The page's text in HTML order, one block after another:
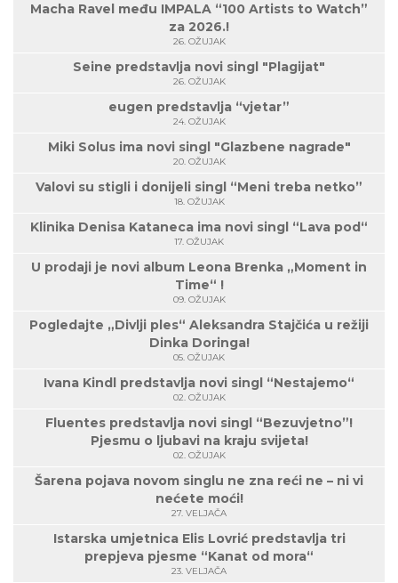
Macha Ravel među IMPALA “100 Artists to Watch”
za 2026.!
26. OŽUJAK
Seine predstavlja novi singl "Plagijat"
26. OŽUJAK
eugen predstavlja “vjetar”
24. OŽUJAK
Miki Solus ima novi singl "Glazbene nagrade"
20. OŽUJAK
Valovi su stigli i donijeli singl “Meni treba netko”
18. OŽUJAK
Klinika Denisa Kataneca ima novi singl “Lava pod“
17. OŽUJAK
U prodaji je novi album Leona Brenka „Moment in
Time“ !
09. OŽUJAK
Pogledajte „Divlji ples“ Aleksandra Stajčića u režiji
Dinka Doringa!
05. OŽUJAK
Ivana Kindl predstavlja novi singl “Nestajemo“
02. OŽUJAK
Fluentes predstavlja novi singl “Bezuvjetno”!
Pjesmu o ljubavi na kraju svijeta!
02. OŽUJAK
Šarena pojava novom singlu ne zna reći ne – ni vi
nećete moći!
27. VELJAČA
Istarska umjetnica Elis Lovrić predstavlja tri
prepjeva pjesme “Kanat od mora“
23. VELJAČA